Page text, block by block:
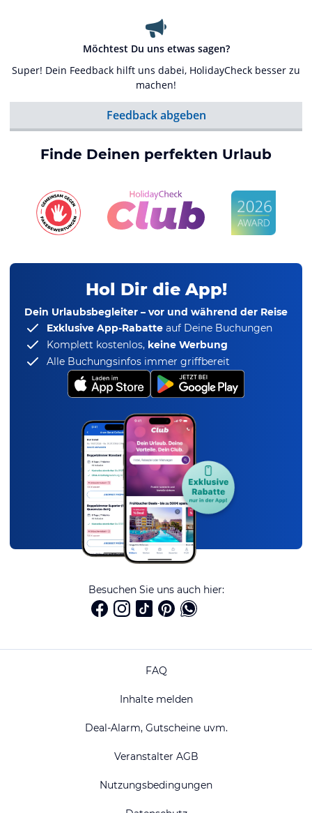
Möchtest Du uns etwas sagen?
Super! Dein Feedback hilft uns dabei, HolidayCheck besser zu
machen!
Feedback abgeben
Finde Deinen perfekten Urlaub
Hol Dir die App!
Dein Urlaubsbegleiter – vor und während der Reise
Exklusive App-Rabatte auf Deine Buchungen
Komplett kostenlos, keine Werbung
Alle Buchungsinfos immer griffbereit
Besuchen Sie uns auch hier:
FAQ
Inhalte melden
Deal-Alarm, Gutscheine uvm.
Veranstalter AGB
Nutzungsbedingungen